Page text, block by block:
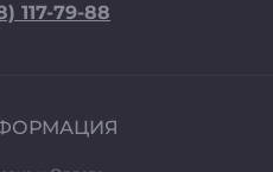
117-79-88